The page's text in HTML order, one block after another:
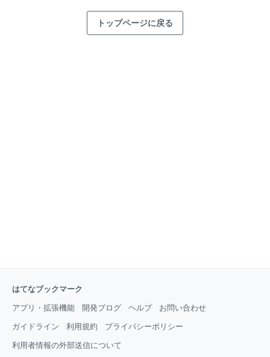
トップページに戻る
はてなブックマーク
アプリ・拡張機能 開発ブログ ヘルプ お問い合わせ
ガイドライン 利用規約 プライバシーポリシー
利用者情報の外部送信について